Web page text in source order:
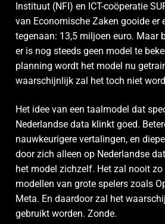
Instituut (NFI) en ICT-coöperatie
van Economische Zaken gooide er
tegenaan: 13,5 miljoen euro. Maar
er is nog steeds geen model te
planning wordt het model nu
waarschijnlijk zal het toch niet
Het idee van een taalmodel dat
Nederlandse data klinkt goed.
nauwkeurigere vertalingen, en
door zich alleen op Nederlandse
het model zichzelf. Het zal nooit
modellen van grote spelers zoals
Meta. En daardoor zal het
gebruikt worden. Zonde.